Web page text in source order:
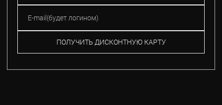
ПОЛУЧИТЬ ДИСКОНТНУЮ КАРТУ